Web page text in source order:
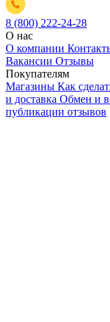
8 (800) 222-24-28
О нас
О компании
Вакансии Отзывы
Покупателям
Магазины Как
и доставка Обмен и
публикации отзывов